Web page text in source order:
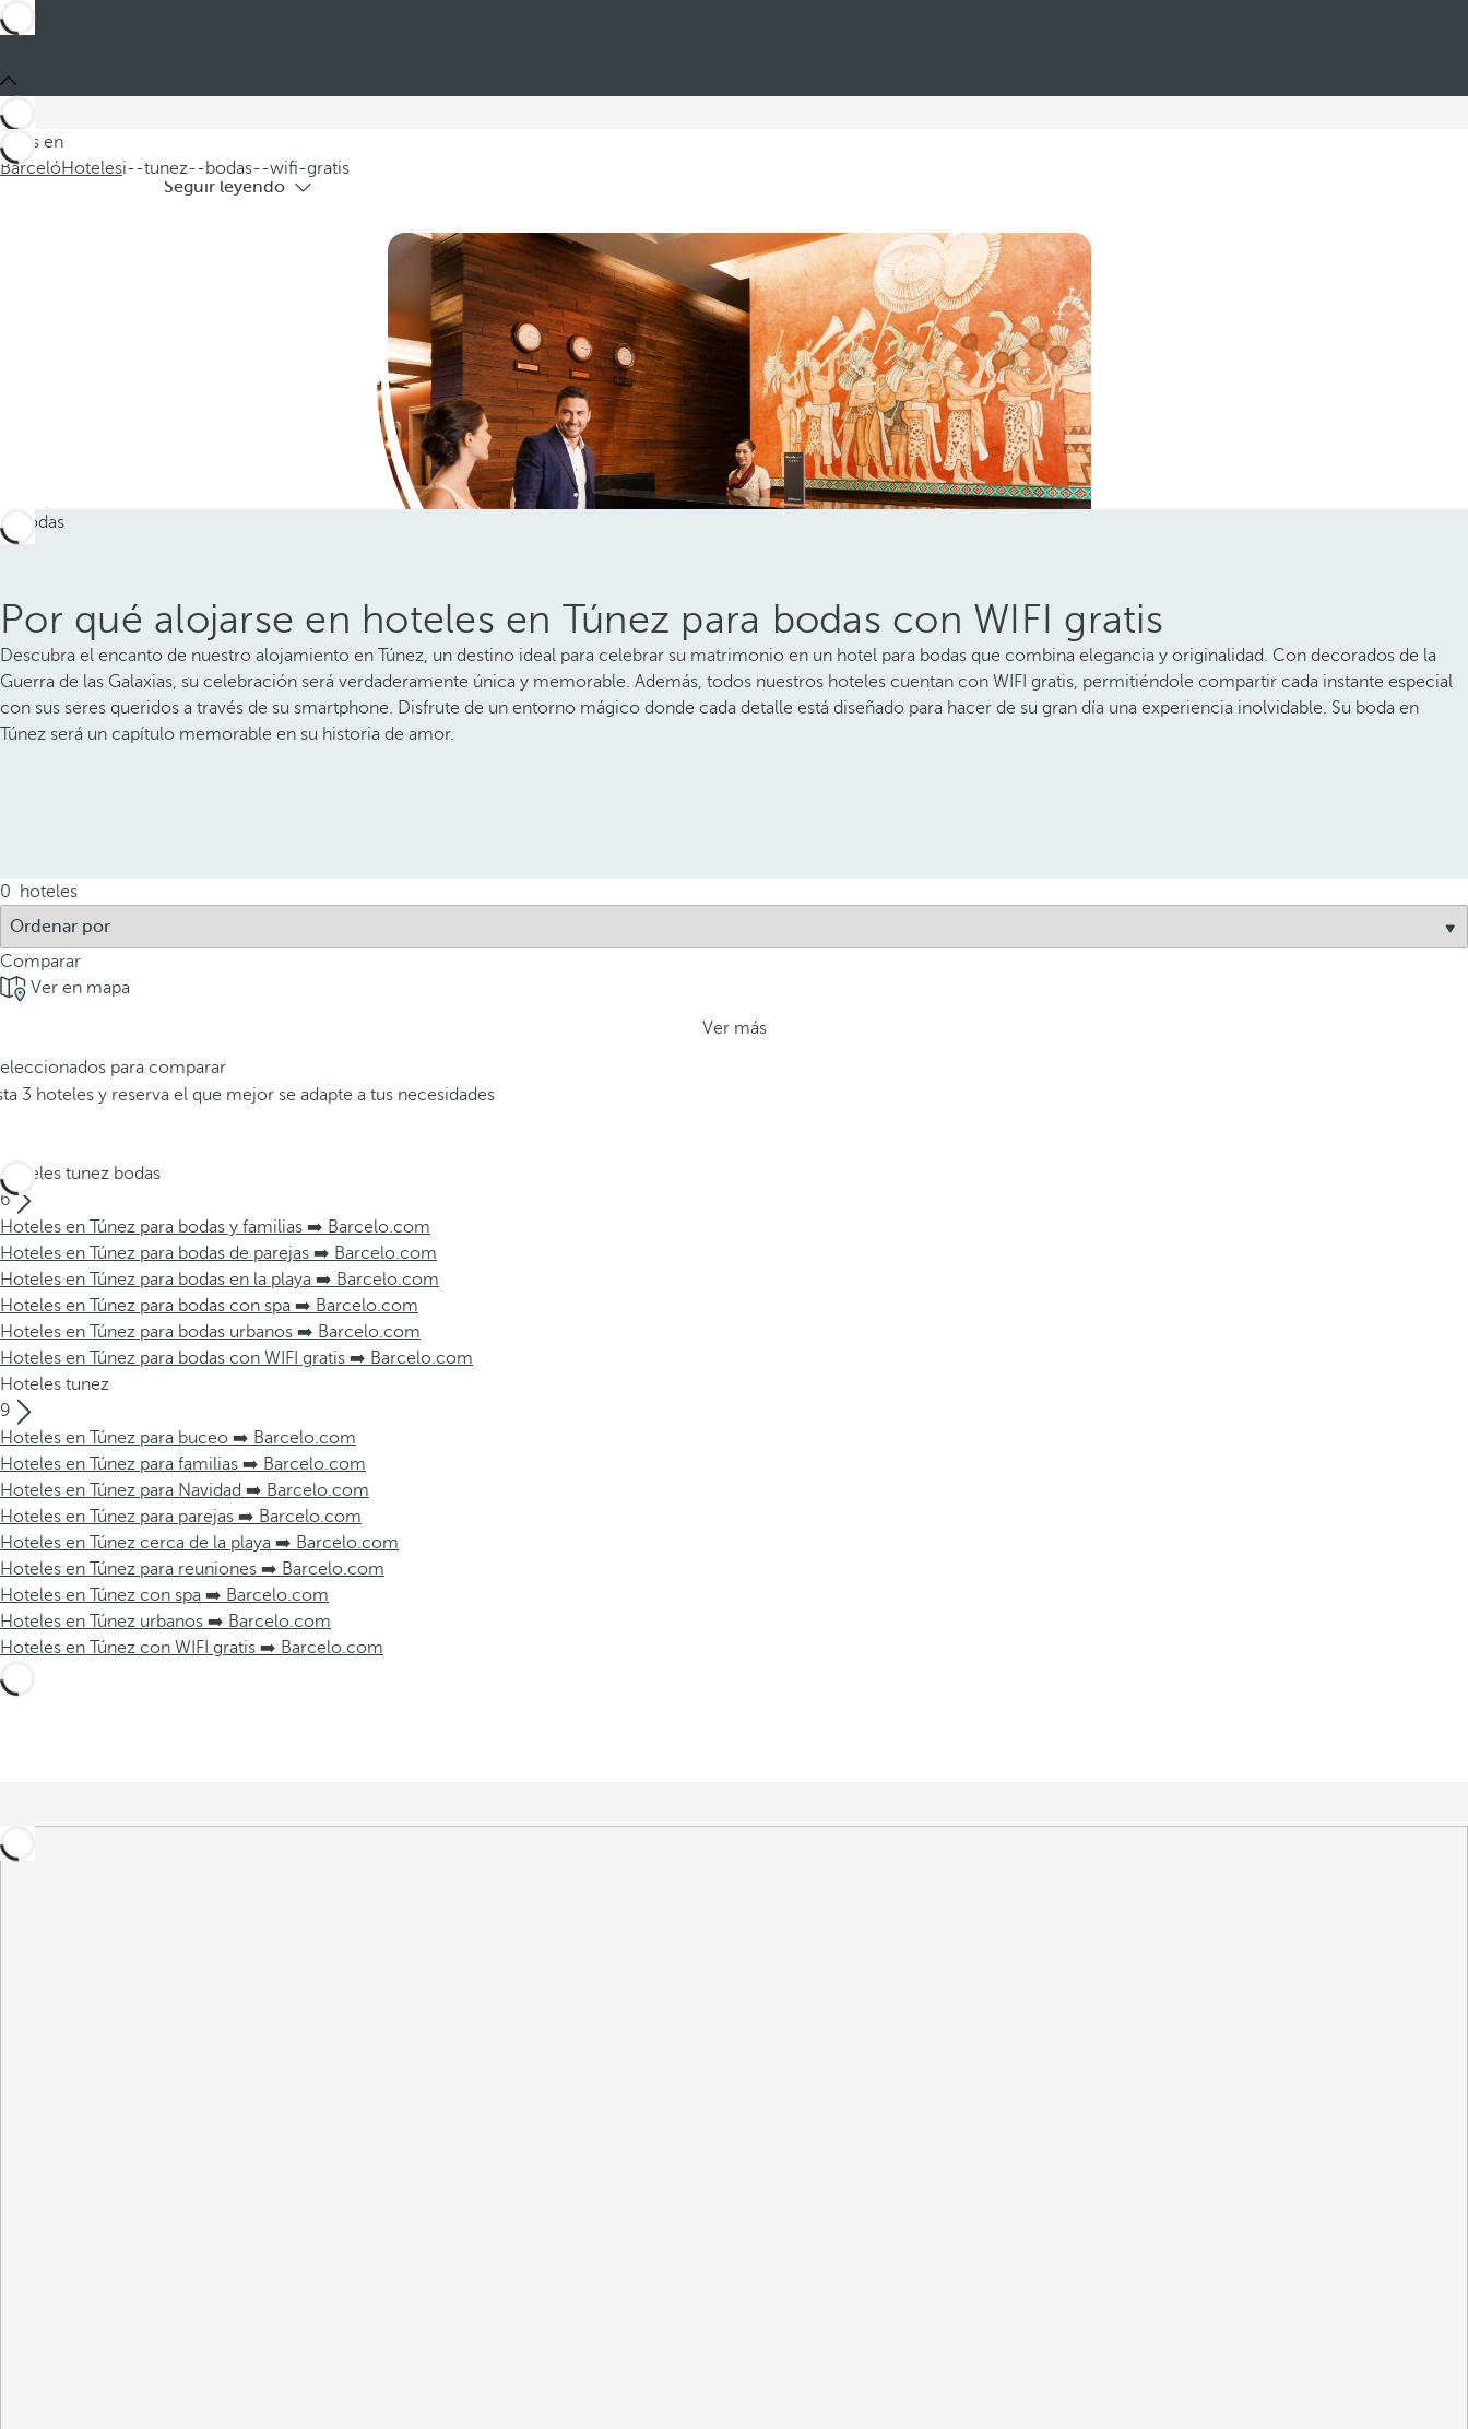
Estás en
BarcelóHotelesi--tunez--bodas--wifi-gratis
Hoteles en Túnez para bodas con WIFI gratis
Seguir leyendo
Por qué alojarse en hoteles en Túnez para bodas con WIFI gratis
Descubra el encanto de nuestro alojamiento en Túnez, un destino ideal para celebrar su matrimonio en un hotel para bodas que combina elegancia y originalidad. Con decorados de la
Guerra de las Galaxias, su celebración será verdaderamente única y memorable. Además, todos nuestros hoteles cuentan con WIFI gratis, permitiéndole compartir cada instante especial
con sus seres queridos a través de su smartphone. Disfrute de un entorno mágico donde cada detalle está diseñado para hacer de su gran día una experiencia inolvidable. Su boda en
Túnez será un capítulo memorable en su historia de amor.
0 hoteles
Comparar
Ver en mapa
Ver más
para comparar
3 hoteles y reserva el que mejor se adapte a tus necesidades
Hoteles tunez bodas
6
Hoteles en Túnez para bodas y familias ➡️ Barcelo.com
Hoteles en Túnez para bodas de parejas ➡️ Barcelo.com
Hoteles en Túnez para bodas en la playa ➡️ Barcelo.com
Hoteles en Túnez para bodas con spa ➡️ Barcelo.com
Hoteles en Túnez para bodas urbanos ➡️ Barcelo.com
Hoteles en Túnez para bodas con WIFI gratis ➡️ Barcelo.com
Hoteles tunez
9
Hoteles en Túnez para buceo ➡️ Barcelo.com
Hoteles en Túnez para familias ➡️ Barcelo.com
Hoteles en Túnez para Navidad ➡️ Barcelo.com
Hoteles en Túnez para parejas ➡️ Barcelo.com
Hoteles en Túnez cerca de la playa ➡️ Barcelo.com
Hoteles en Túnez para reuniones ➡️ Barcelo.com
Hoteles en Túnez con spa ➡️ Barcelo.com
Hoteles en Túnez urbanos ➡️ Barcelo.com
Hoteles en Túnez con WIFI gratis ➡️ Barcelo.com